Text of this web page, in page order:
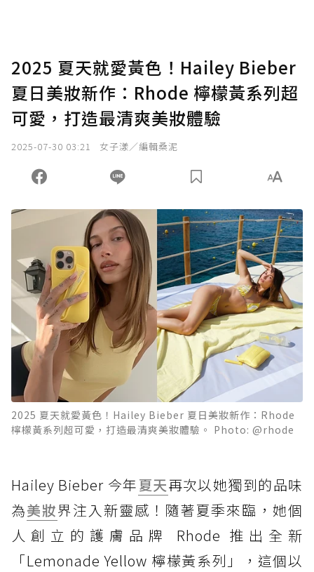
2025 夏天就愛黃色！Hailey Bieber
夏日美妝新作：Rhode 檸檬黃系列超
可愛，打造最清爽美妝體驗
2025-07-30 03:21 女子漾／編輯桑泥
2025 夏天就愛黃色！Hailey Bieber 夏日美妝新作：Rhode
檸檬黃系列超可愛，打造最清爽美妝體驗。 Photo: @rhode
Hailey Bieber 今年夏天再次以她獨到的品味
為美妝界注入新靈感！隨著夏季來臨，她個
人創立的護膚品牌 Rhode 推出全新
「Lemonade Yellow 檸檬黃系列」，這個以